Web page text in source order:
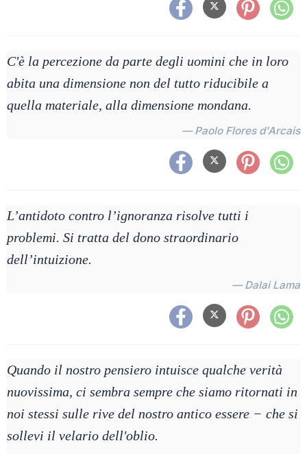
C'è la percezione da parte degli uomini che in loro
abita una dimensione non del tutto riducibile a
quella materiale, alla dimensione mondana.
— Paolo Flores d'Arcais
L’antidoto contro l’ignoranza risolve tutti i
problemi. Si tratta del dono straordinario
dell’intuizione.
— Dalai Lama
Quando il nostro pensiero intuisce qualche verità
nuovissima, ci sembra sempre che siamo ritornati in
noi stessi sulle rive del nostro antico essere − che si
sollevi il velario dell'oblio.